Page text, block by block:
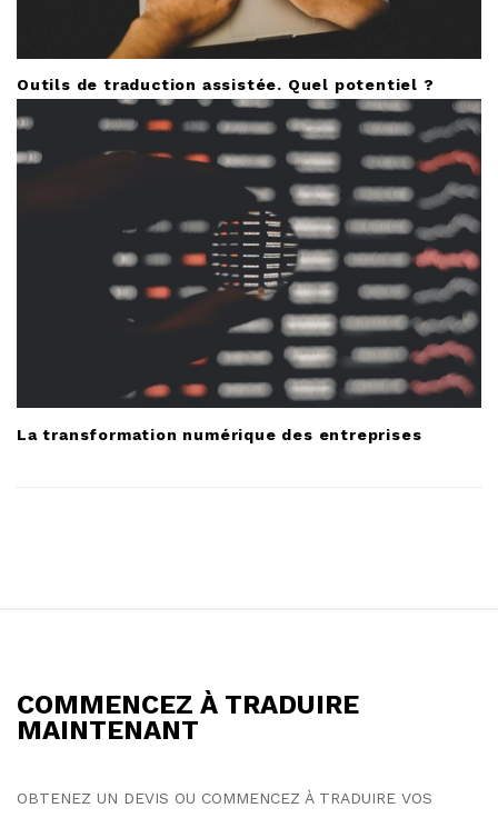
Outils de traduction assistée. Quel potentiel ?
La transformation numérique des entreprises
COMMENCEZ À TRADUIRE
MAINTENANT
OBTENEZ UN DEVIS OU COMMENCEZ À TRADUIRE VOS